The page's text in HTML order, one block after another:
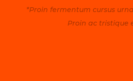
*Proin fermentum cursus
Proin ac tristique